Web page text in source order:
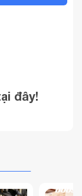
đây!